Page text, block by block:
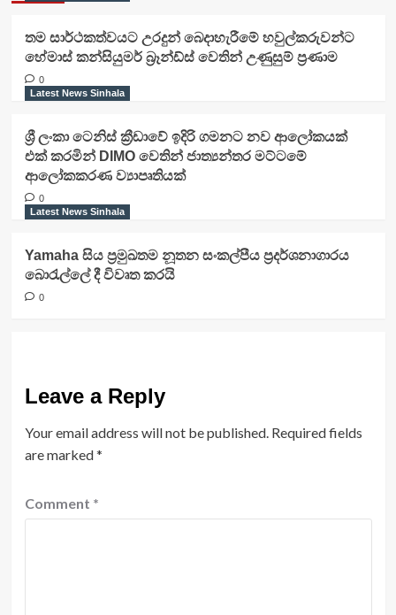
තම සාර්ථකත්වයට උරදුන් බෙදාහැරීමේ හවුල්කරුවන්ට
හේමාස් කන්සියුමර් බ්‍රෑන්ඩ්ස් වෙතින් උණුසුම් ප්‍රණාම
0
Latest News Sinhala
ශ්‍රී ලංකා ටෙනිස් ක්‍රීඩාවේ ඉදිරි ගමනට නව ආලෝකයක්
එක් කරමින් DIMO වෙතින් ජාත්‍යන්තර මට්ටමේ
ආලෝකකරණ ව්‍යාපෘතියක්
0
Latest News Sinhala
Yamaha සිය ප්‍රමුඛතම නූතන සංකල්පීය ප්‍රදර්ශනාගාරය
බොරැල්ලේ දී විවෘත කරයි
0
Leave a Reply
Your email address will not be published. Required fields
are marked*
Comment *